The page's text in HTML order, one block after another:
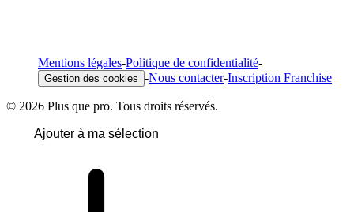
Mentions légales-Politique de confidentialité-
Gestion des cookies -Nous contacter-Inscription Franchise
© 2026 Plus que pro. Tous droits réservés.
Ajouter à ma sélection